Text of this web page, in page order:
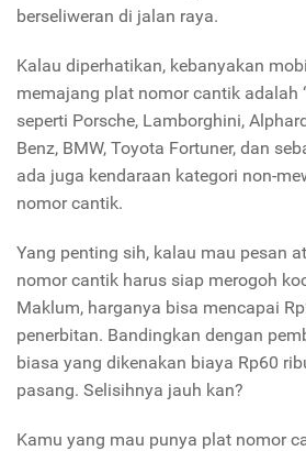
berseliweran di jalan raya.
Kalau diperhatikan, kebanyakan
memajang plat nomor cantik adalah
seperti Porsche, Lamborghini,
Benz, BMW, Toyota Fortuner, dan
ada juga kendaraan kategori non-
nomor cantik.
Yang penting sih, kalau mau pesan
nomor cantik harus siap merogoh
Maklum, harganya bisa mencapai
penerbitan. Bandingkan dengan
biasa yang dikenakan biaya Rp60
pasang. Selisihnya jauh kan?
Kamu yang mau punya plat nomor